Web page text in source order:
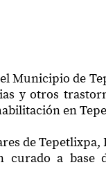
Municipio de
y otros
en
de
a base